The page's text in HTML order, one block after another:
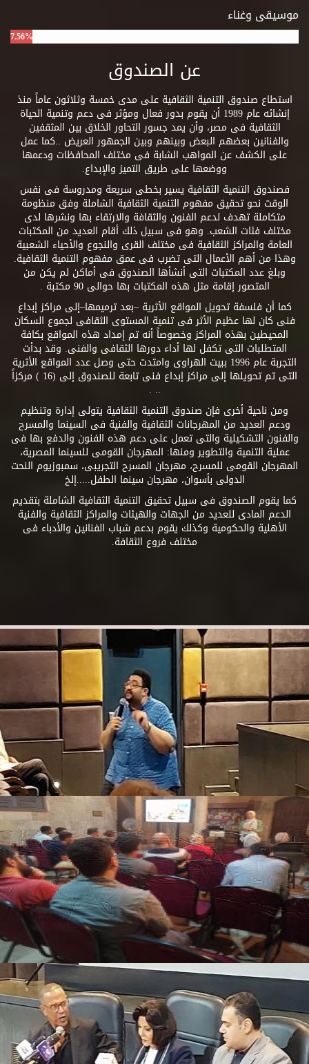
موسيقى وغناء
7.56%
عن الصندوق
استطاع صندوق التنمية الثقافية على مدى خمسة وثلاثون عاماً منذ
إنشائه عام 1989 أن يقوم بدور فعال ومؤثر فى دعم وتنمية الحياة
الثقافية فى مصر، وأن يمد جسور التحاور الخلاق بين المثقفين
والفنانين بعضهم البعض وبينهم وبين الجمهور العريض ..كما عمل
على الكشف عن المواهب الشابة فى مختلف المحافظات ودعمها
ووضعها على طريق التميز والإبداع.
فصندوق التنمية الثقافية يسير بخطى سريعة ومدروسة فى نفس
الوقت نحو تحقيق مفهوم التنمية الثقافية الشاملة وفق منظومة
متكاملة تهدف لدعم الفنون والثقافة والارتقاء بها ونشرها لدى
مختلف فئات الشعب. وهو فى سبيل ذلك أقام العديد من المكتبات
العامة والمراكز الثقافية فى مختلف القرى والنجوع والأحياء الشعبية
وهذا من أهم الأعمال التى تضرب فى عمق مفهوم التنمية الثقافية.
وبلغ عدد المكتبات التى أنشأها الصندوق فى أماكن لم يكن من
المتصور إقامة مثل هذه المكتبات بها حوالى 90 مكتبة .
كما أن فلسفة تحويل المواقع الأثرية –بعد ترميمها–إلى مراكز إبداع
فنى كان لها عظيم الأثر فى تنمية المستوى الثقافى لجموع السكان
المحيطين بهذه المراكز وخصوصاً أنه تم إمداد هذه المواقع بكافة
المتطلبات التى تكفل لها أداء دورها الثقافى والفنى. وقد بدأت
التجربة عام 1996 ببيت الهراوى وامتدت حتى وصل عدد المواقع الأثرية
التى تم تحويلها إلى مراكز إبداع فنى تابعة للصندوق إلى (16 ) مركزاً
.. .
ومن ناحية أخرى فإن صندوق التنمية الثقافية يتولى إدارة وتنظيم
ودعم العديد من المهرجانات الثقافية والفنية فى السينما والمسرح
والفنون التشكيلية والتى تعمل على دعم هذه الفنون والدفع بها فى
عملية التنمية والتطوير ومنها: المهرجان القومى للسينما المصرية،
المهرجان القومى للمسرح، مهرجان المسرح التجريبى، سمبوزيوم النحت
الدولى بأسوان، مهرجان سينما الطفل.....إلخ
كما يقوم الصندوق فى سبيل تحقيق التنمية الثقافية الشاملة بتقديم
الدعم المادى للعديد من الجهات والهيئات والمراكز الثقافية والفنية
الأهلية والحكومية وكذلك يقوم بدعم شباب الفنانين والأدباء فى
مختلف فروع الثقافة.